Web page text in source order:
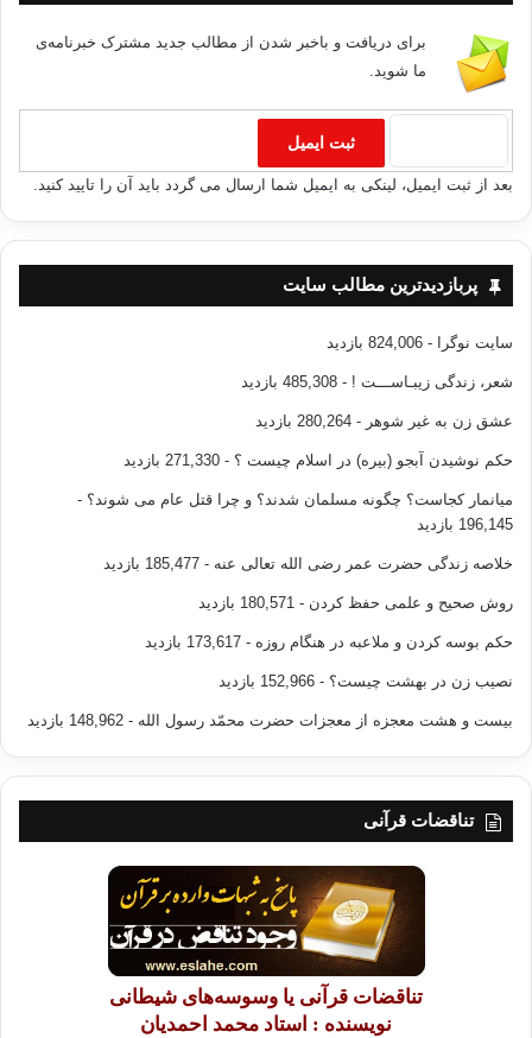
برای دریافت و باخبر شدن از مطالب جدید مشترک خبرنامه‌ی
ما شوید.
بعد از ثبت ایمیل، لینکی به ایمیل شما ارسال می گردد باید آن را تایید کنید.
پربازدیدترین مطالب سایت
سایت نوگرا - 824,006 بازدید
شعر، زندگی زیبـاســـت ! - 485,308 بازدید
عشق زن به غیر شوهر - 280,264 بازدید
حکم نوشیدن آبجو (بیره) در اسلام چیست ؟ - 271,330 بازدید
میانمار کجاست؟ چگونه مسلمان شدند؟ و چرا قتل عام می شوند؟ -
196,145 بازدید
خلاصه زندگی حضرت عمر رضی الله تعالی عنه - 185,477 بازدید
روش صحیح و علمی حفظ کردن - 180,571 بازدید
حکم بوسه کردن و ملاعبه در هنگام روزه - 173,617 بازدید
نصیب زن در بهشت چیست؟ - 152,966 بازدید
بیست و هشت معجزه از معجزات حضرت محمّد رسول الله - 148,962 بازدید
تناقضات قرآنی
تناقضات قرآنی یا وسوسه‌های شیطانی
نویسنده : استاد محمد احمدیان